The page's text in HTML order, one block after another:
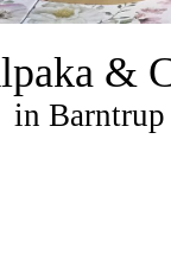
&
in Barntrup